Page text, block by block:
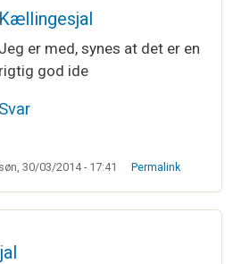
Kællingesjal
Jeg er med, synes at det er en
rigtig god ide
Svar
søn, 30/03/2014 - 17:41 Permalink